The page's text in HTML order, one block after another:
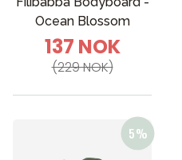
Ocean Blossom
137 NOK
(229 NOK)